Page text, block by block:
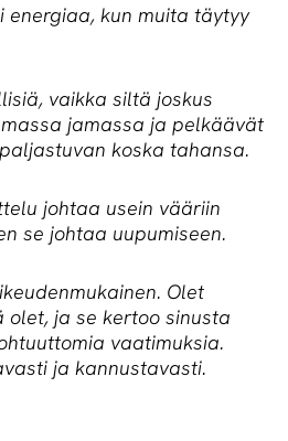
kun muita täytyy
vaikka siltä joskus
jamassa ja pelkäävät
koska tahansa.
johtaa usein vääriin
se johtaa uupumiseen.
Olet
olet, ja se kertoo sinusta
vaatimuksia.
ja kannustavasti.